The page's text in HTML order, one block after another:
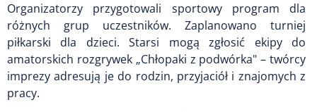
Organizatorzy przygotowali sportowy program dla
różnych grup uczestników. Zaplanowano turniej
piłkarski dla dzieci. Starsi mogą zgłosić ekipy do
amatorskich rozgrywek „Chłopaki z podwórka" – twórcy
imprezy adresują je do rodzin, przyjaciół i znajomych z
pracy.